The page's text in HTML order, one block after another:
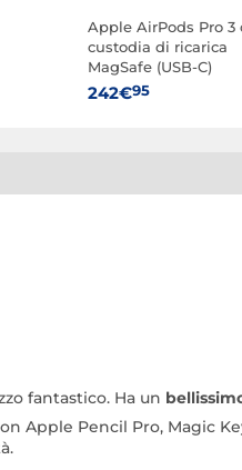
Apple AirPods Pro 3
custodia di ricarica
MagSafe (USB-C)
242€95
fantastico. Ha un
Apple Pencil Pro, Magic